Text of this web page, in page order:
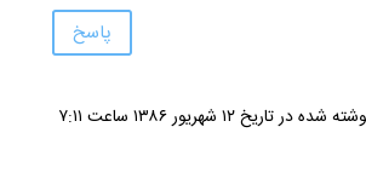
پاسخ
| نوشته شده در تاریخ ۱۲ شهریور ۱۳۸۶ ساعت ۷:۱۱